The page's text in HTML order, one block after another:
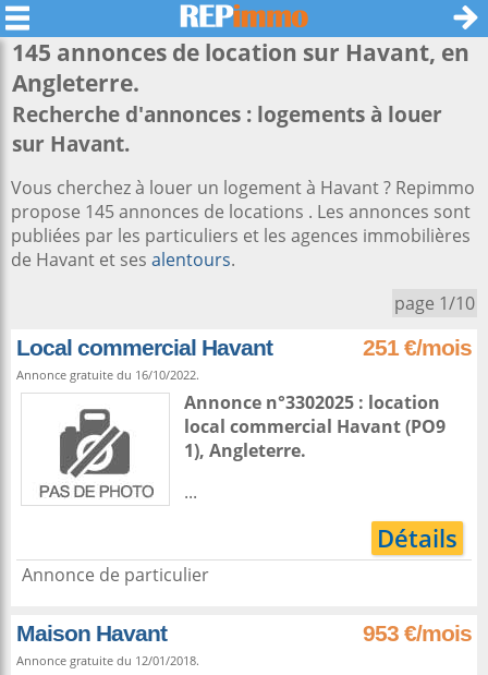
145 annonces de location sur Havant, en
Angleterre.
Recherche d'annonces : logements à louer
sur Havant.
Vous cherchez à louer un logement à Havant ? Repimmo
propose 145 annonces de locations . Les annonces sont
publiées par les particuliers et les agences immobilières
de Havant et ses alentours.
page 1/10
Local commercial Havant 251 €/mois
Annonce gratuite du 16/10/2022.
Annonce n°3302025 : location
local commercial Havant(PO9
1), Angleterre.
...
Détails
Annonce de particulier
Maison Havant 953 €/mois
Annonce gratuite du 12/01/2018.